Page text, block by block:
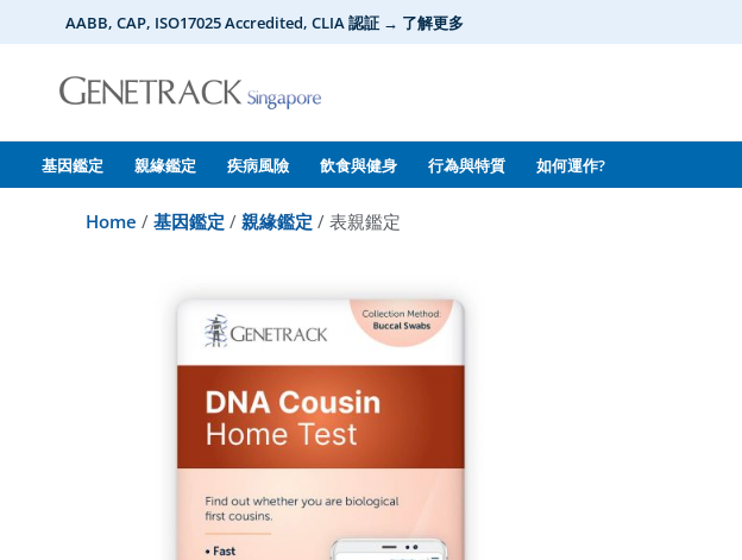
to
content
AABB, CAP, ISO17025 Accredited, CLIA 認証 → 了解更多
基因鑑定 親緣鑑定 疾病風險 飲食與健身 行為與特質 如何運作?
Home / 基因鑑定 / 親緣鑑定 / 表親鑑定